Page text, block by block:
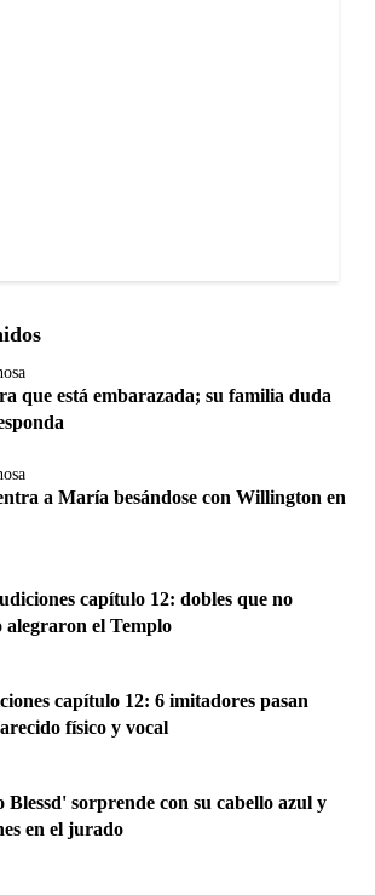
que está embarazada; su familia duda
a María besándose con Willington en
capítulo 12: dobles que no
alegraron el Templo
capítulo 12: 6 imitadores pasan
físico y vocal
Blessd' sorprende con su cabello azul y
en el jurado